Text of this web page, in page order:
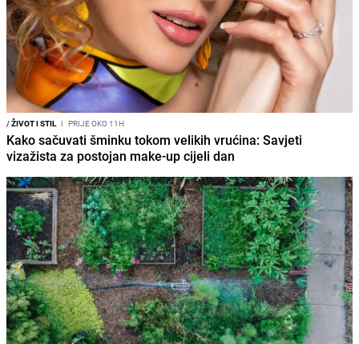
/ŽIVOT I STIL I PRIJE OKO 11H
Kako sačuvati šminku tokom velikih vrućina: Savjeti
vizažista za postojan make-up cijeli dan